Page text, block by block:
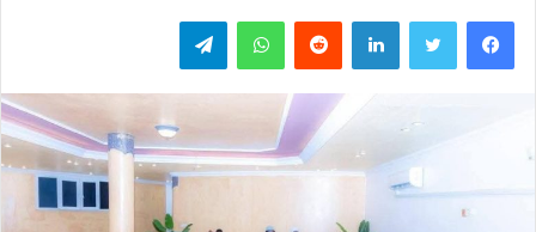
فيسبوك تويتر لينكدإن واتساب تيلقرام